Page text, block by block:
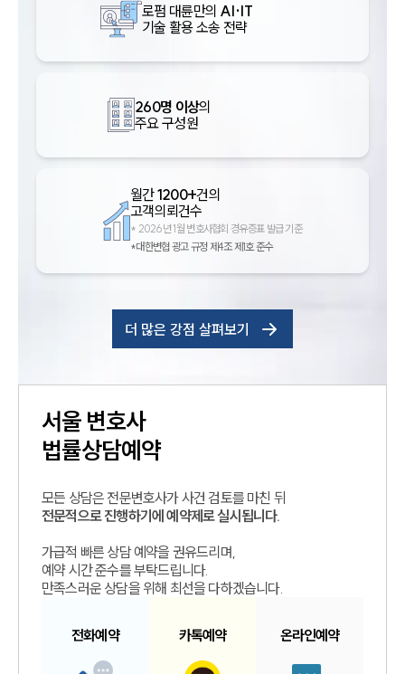
로펌 대륜만의 AI·IT
기술 활용 소송 전략
260명 이상의
주요 구성원
월간1200+건의
고객의뢰건수
* 2026년 1월 변호사협회 경유증표 발급 기준
*대한변협 광고 규정 제4조 제1호 준수
더 많은 강점 살펴보기
서울 변호사
법률상담예약
모든 상담은 전문변호사가 사건 검토를 마친 뒤
전문적으로 진행하기에 예약제로 실시됩니다.
가급적 빠른 상담 예약을 권유드리며,
예약 시간 준수를 부탁드립니다.
만족스러운 상담을 위해 최선을 다하겠습니다.
전화예약 카톡예약 온라인예약